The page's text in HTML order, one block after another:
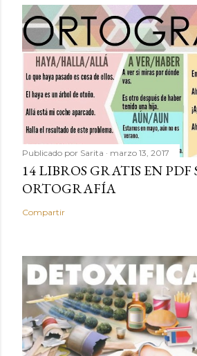
Publicado por Sarita marzo 13, 2017
14 LIBROS GRATIS EN PDF
ORTOGRAFÍA
Compartir